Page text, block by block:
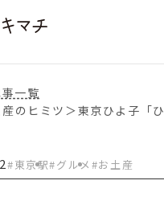
一覧
のヒミツ＞東京ひよ子「
#東京駅#グルメ #お土産